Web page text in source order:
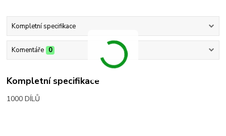
Kompletní specifikace
Komentáře 0
Kompletní specifikace
1000 DÍLŮ